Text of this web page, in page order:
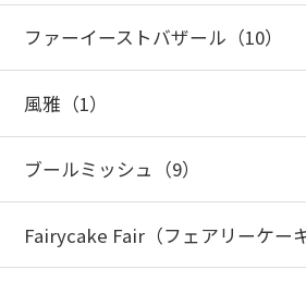
ファーイーストバザール （10）
風雅 （1）
ブールミッシュ （9）
Fairycake Fair（フェアリーケー